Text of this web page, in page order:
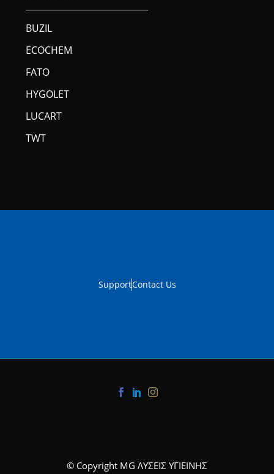
BUZIL
ECOCHEM
FATO
HYGOLET
LUCART
TWT
SupportContact Us
© Copyright MG ΛΥΣΕΙΣ ΥΓΙΕΙΝΗΣ